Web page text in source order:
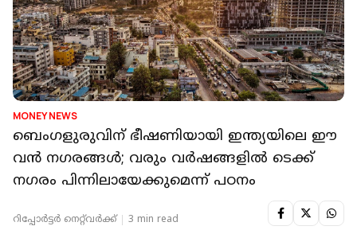
MONEY NEWS
ബെംഗളുരുവിന് ഭീഷണിയായി ഇന്ത്യയിലെ ഈ
വൻ നഗരങ്ങൾ; വരും വർഷങ്ങളിൽ ടെക്ക്
നഗരം പിന്നിലായേക്കുമെന്ന് പഠനം
റിപ്പോർട്ടർ നെറ്റ്‌വര്‍ക്ക്‌ 3 min read